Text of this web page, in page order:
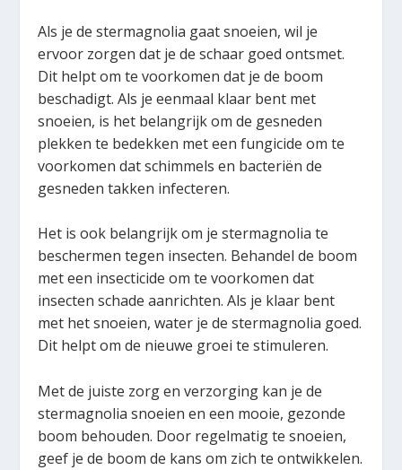
Als je de stermagnolia gaat snoeien, wil je
ervoor zorgen dat je de schaar goed ontsmet.
Dit helpt om te voorkomen dat je de boom
beschadigt. Als je eenmaal klaar bent met
snoeien, is het belangrijk om de gesneden
plekken te bedekken met een fungicide om te
voorkomen dat schimmels en bacteriën de
gesneden takken infecteren.
Het is ook belangrijk om je stermagnolia te
beschermen tegen insecten. Behandel de boom
met een insecticide om te voorkomen dat
insecten schade aanrichten. Als je klaar bent
met het snoeien, water je de stermagnolia goed.
Dit helpt om de nieuwe groei te stimuleren.
Met de juiste zorg en verzorging kan je de
stermagnolia snoeien en een mooie, gezonde
boom behouden. Door regelmatig te snoeien,
geef je de boom de kans om zich te ontwikkelen.